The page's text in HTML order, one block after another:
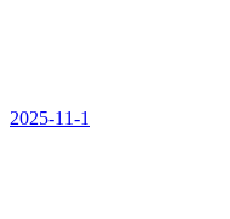
2025-11-1